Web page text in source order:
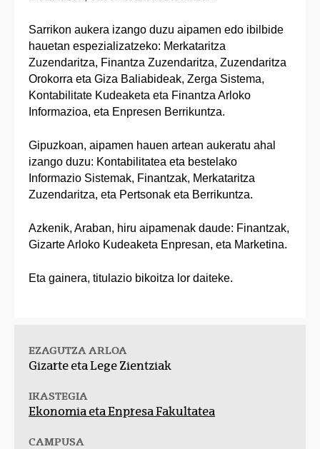
Sarrikon aukera izango duzu aipamen edo ibilbide
hauetan espezializatzeko: Merkataritza
Zuzendaritza, Finantza Zuzendaritza, Zuzendaritza
Orokorra eta Giza Baliabideak, Zerga Sistema,
Kontabilitate Kudeaketa eta Finantza Arloko
Informazioa, eta Enpresen Berrikuntza.
Gipuzkoan, aipamen hauen artean aukeratu ahal
izango duzu: Kontabilitatea eta bestelako
Informazio Sistemak, Finantzak, Merkataritza
Zuzendaritza, eta Pertsonak eta Berrikuntza.
Azkenik, Araban, hiru aipamenak daude: Finantzak,
Gizarte Arloko Kudeaketa Enpresan, eta Marketina.
Eta gainera, titulazio bikoitza lor daiteke.
EZAGUTZA ARLOA
Gizarte eta Lege Zientziak
IKASTEGIA
Ekonomia eta Enpresa Fakultatea
CAMPUSA